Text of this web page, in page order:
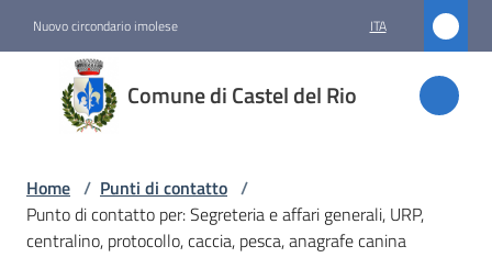
Nuovo circondario imolese ITA
Comune di Castel del Rio
Comune
di
Castel
Home / Punti di contatto /
Punto di contatto per: Segreteria e affari generali, URP,
centralino, protocollo, caccia, pesca, anagrafe canina